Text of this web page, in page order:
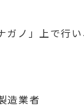
ノ」上で行
造業者